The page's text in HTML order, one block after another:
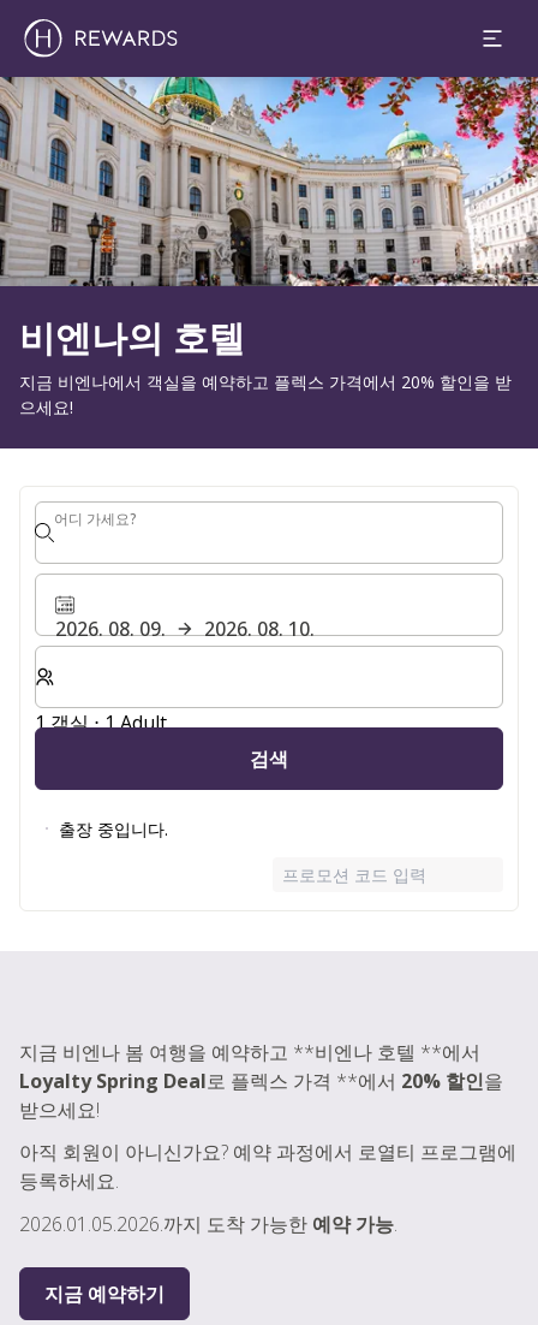
슬라이드 1 의 1
비엔나의 호텔
지금 비엔나에서 객실을 예약하고 플렉스 가격에서 20% 할인을 받
으세요!
어디 가세요?
어디 가세요?
2026. 08. 09.
2026. 08. 10.
숙박할 객실 및 게스트 수 선택
1 객실 ⋅ 1 Adult
검색
출장 중입니다.
프로모션 코드 입력
지금 비엔나 봄 여행을 예약하고 **비엔나 호텔 **에서
Loyalty Spring Deal로 플렉스 가격 **에서 20% 할인을
받으세요!
아직 회원이 아니신가요? 예약 과정에서 로열티 프로그램에
등록하세요.
2026.01.05.2026.까지 도착 가능한 예약 가능.
지금 예약하기